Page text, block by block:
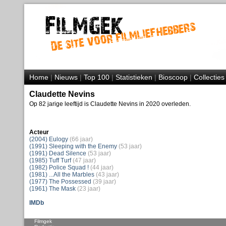
Home|Nieuws|Top 100|Statistieken|Bioscoop|Collecties
Claudette Nevins
Op 82 jarige leeftijd is Claudette Nevins in 2020 overleden.
Acteur
(2004) Eulogy (66 jaar)
(1991) Sleeping with the Enemy (53 jaar)
(1991) Dead Silence (53 jaar)
(1985) Tuff Turf (47 jaar)
(1982) Police Squad ! (44 jaar)
(1981) ...All the Marbles (43 jaar)
(1977) The Possessed (39 jaar)
(1961) The Mask (23 jaar)
IMDb
Filmgek